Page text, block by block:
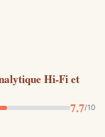
Hi-Fi et
7.7/10